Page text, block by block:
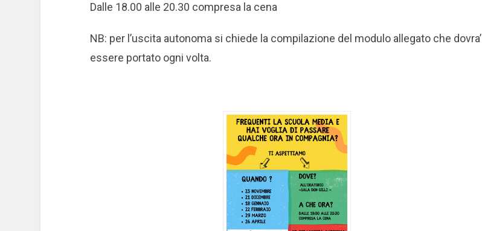
Dalle 18.00 alle 20.30 compresa la cena
NB: per l’uscita autonoma si chiede la compilazione del modulo allegato che dovra’
essere portato ogni volta.